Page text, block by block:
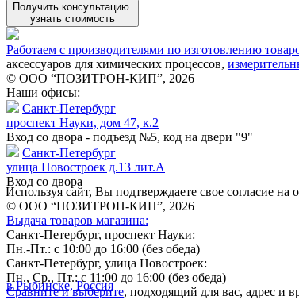
Получить консультацию
узнать стоимость
Работаем с производителями по изготовлению
аксессуаров для химических процессов,
© ООО “ПОЗИТРОН-КИП”, 2026
Наши офисы:
Санкт-Петербург
проспект Науки, дом 47, к.2
Вход со двора - подъезд №5, код на двери "9"
Санкт-Петербург
улица Новостроек д.13 лит.А
Вход со двора
Используя сайт, Вы подтверждаете свое согласие
© ООО “ПОЗИТРОН-КИП”, 2026
Выдача товаров магазина:
Санкт-Петербург, проспект Науки:
Пн.-Пт.: с 10:00 до 16:00 (без обеда)
Санкт-Петербург, улица Новостроек:
Пн., Ср., Пт.: с 11:00 до 16:00 (без обеда)
Сравните и выберите, подходящий для вас, адрес и
в Рыбинске, Россия